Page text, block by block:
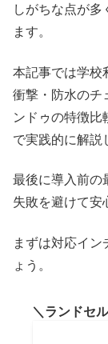
しがちな点が多
ます。
本記事では学校
衝撃・防水のチ
ンドゥの特徴比
で実践的に解説
最後に導入前の
失敗を避けて安
まずは対応イン
ょう。
ランドセ